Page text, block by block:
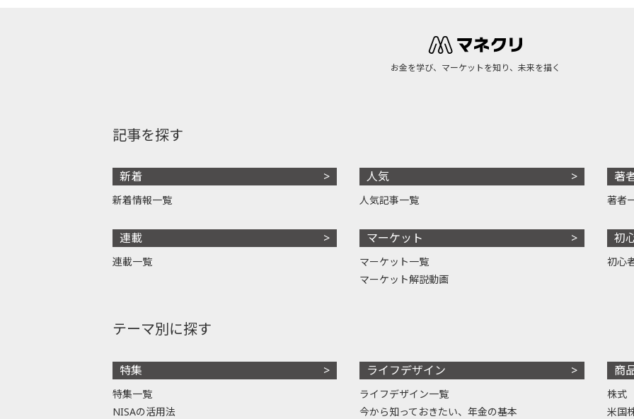
お金を学び、マーケットを知り、未来を描く
記事を探す
新着
新着情報一覧
連載
連載一覧
人気
人気記事一覧
マーケット
マーケット一覧
マーケット解説動画
著
著者
初
初心
テーマ別に探す
特集
特集一覧
NISAの活用法
ライフデザイン
ライフデザイン一覧
今から知っておきたい、年金の基本
商
株式
米国